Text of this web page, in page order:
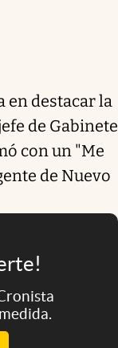
en destacar la
de Gabinete
con un "Me
de Nuevo